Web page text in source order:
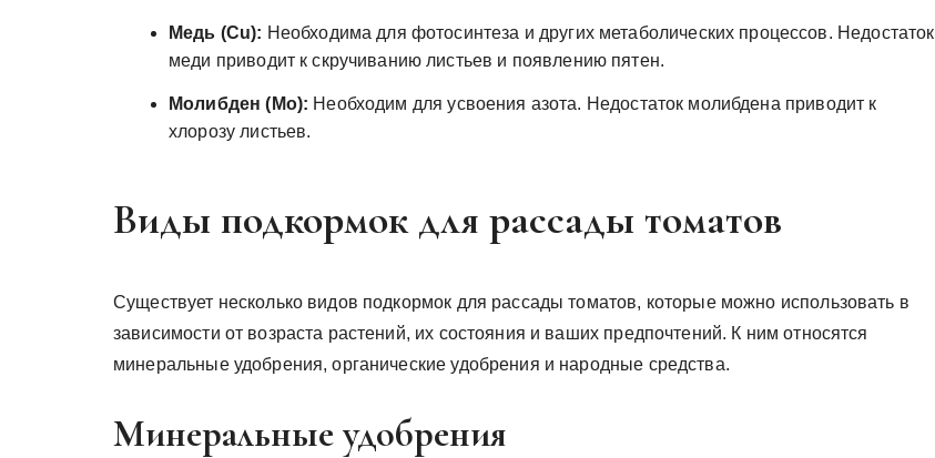
Медь (Cu): Необходима для фотосинтеза и других метаболических процессов. Недостаток
меди приводит к скручиванию листьев и появлению пятен.
Молибден (Mo): Необходим для усвоения азота. Недостаток молибдена приводит к
хлорозу листьев.
Виды подкормок для рассады томатов
Существует несколько видов подкормок для рассады томатов, которые можно использовать в
зависимости от возраста растений, их состояния и ваших предпочтений. К ним относятся
минеральные удобрения, органические удобрения и народные средства.
Минеральные удобрения